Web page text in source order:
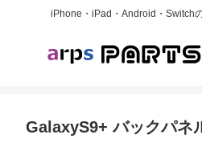
iPhone・iPad・Android・Switch
GalaxyS9+ バックパネ